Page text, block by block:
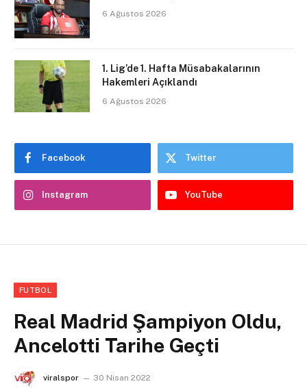
6 Ağustos 2026
1. Lig’de 1. Hafta Müsabakalarının
Hakemleri Açıklandı
6 Ağustos 2026
Facebook Twitter
Instagram YouTube
FUTBOL
Real Madrid Şampiyon Oldu,
Ancelotti Tarihe Geçti
viralspor 30 Nisan 2022